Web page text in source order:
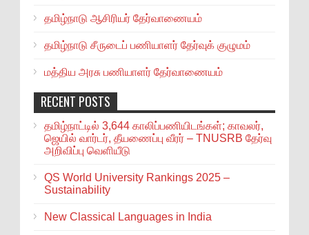
தமிழ்நாடு ஆசிரியர் தேர்வாணையம்
தமிழ்நாடு சீருடைப் பணியாளர் தேர்வுக் குழுமம்
மத்திய அரசு பணியாளர் தேர்வாணையம்
RECENT POSTS
தமிழ்நாட்டில் 3,644 காலிப்பணியிடங்கள்; காவலர்,
ஜெயில் வார்டர், தீயணைப்பு வீரர் – TNUSRB தேர்வு
அறிவிப்பு வெளியீடு
QS World University Rankings 2025 –
Sustainability
New Classical Languages in India